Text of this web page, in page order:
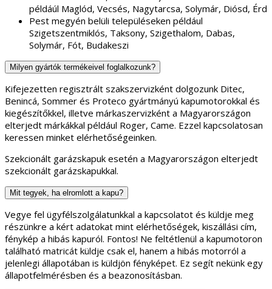
példáúl Maglód, Vecsés, Nagytarcsa, Solymár, Diósd, Érd
Pest megyén belüli településeken például
Szigetszentmiklós, Taksony, Szigethalom, Dabas,
Solymár, Fót, Budakeszi
Milyen gyártók termékeivel foglalkozunk?
Kifejezetten regisztrált szakszervizként dolgozunk Ditec,
Benincá, Sommer és Proteco gyártmányú kapumotorokkal és
kiegészítőkkel, illetve márkaszervizként a Magyarországon
elterjedt márkákkal például Roger, Came. Ezzel kapcsolatosan
keressen minket elérhetőségeinken.
Szekcionált garázskapuk esetén a Magyarországon elterjedt
szekcionált garázskapukkal.
Mit tegyek, ha elromlott a kapu?
Vegye fel ügyfélszolgálatunkkal a kapcsolatot és küldje meg
részünkre a kért adatokat mint elérhetőségek, kiszállási cím,
fénykép a hibás kapuról. Fontos! Ne feltétlenül a kapumotoron
található matricát küldje csak el, hanem a hibás motorról a
jelenlegi állapotában is küldjön fényképet. Ez segít nekünk egy
állapotfelmérésben és a beazonosításban.